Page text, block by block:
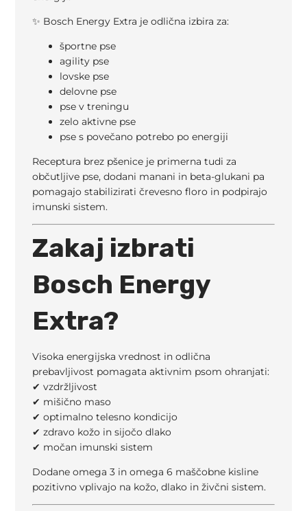
✨ Bosch Energy Extra je odlična izbira za:
športne pse
agility pse
lovske pse
delovne pse
pse v treningu
zelo aktivne pse
pse s povečano potrebo po energiji
Receptura brez pšenice je primerna tudi za
občutljive pse, dodani manani in beta-glukani pa
pomagajo stabilizirati črevesno floro in podpirajo
imunski sistem.
Zakaj izbrati
Bosch Energy
Extra?
Visoka energijska vrednost in odlična
prebavljivost pomagata aktivnim psom ohranjati:
✔ vzdržljivost
✔ mišično maso
✔ optimalno telesno kondicijo
✔ zdravo kožo in sijočo dlako
✔ močan imunski sistem
Dodane omega 3 in omega 6 maščobne kisline
pozitivno vplivajo na kožo, dlako in živčni sistem.